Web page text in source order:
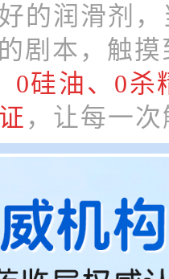
的润滑剂，
剧本，触
0硅油、0杀
，让每一